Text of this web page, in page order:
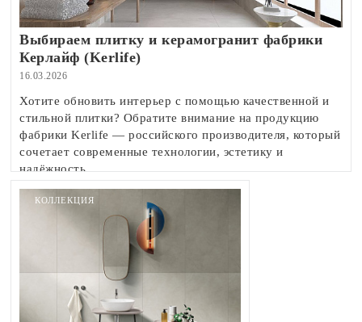
Выбираем плитку и керамогранит фабрики
Керлайф (Kerlife)
16.03.2026
Хотите обновить интерьер с помощью качественной и
стильной плитки? Обратите внимание на продукцию
фабрики Kerlife — российского производителя, который
сочетает современные технологии, эстетику и
надёжность.
КОЛЛЕКЦИЯ